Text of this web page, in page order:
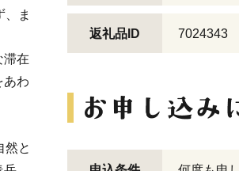
、ま
滞在
あわ
然と
返礼品ID 7024343